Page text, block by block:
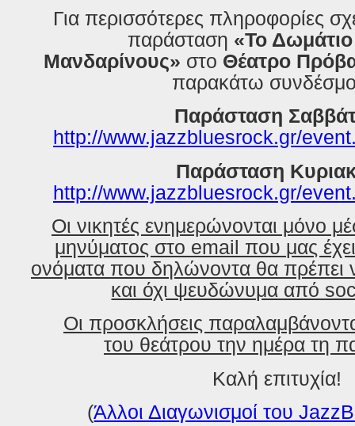
Για περισσότερες πληροφορίες
παράσταση «Το
Μανδαρίνους» στο Θέατρο
παρακάτω
Παράσταση
http://www.jazzbluesrock.gr/
Παράσταση
http://www.jazzbluesrock.gr/
Οι νικητές ενημερώνονται μόνο
μηνύματος στο email που μας
ονόματα που δηλώνοντα θα πρέπει
και όχι ψευδώνυμα από
Οι προσκλήσεις
του θεάτρου την ημέρα τη
Καλή επιτυχία!
(Άλλοι Διαγωνισμοί του